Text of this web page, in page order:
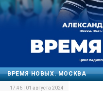
ВРЕМЯ НОВЫХ. МОСКВА
17:46 | 01 августа 2024